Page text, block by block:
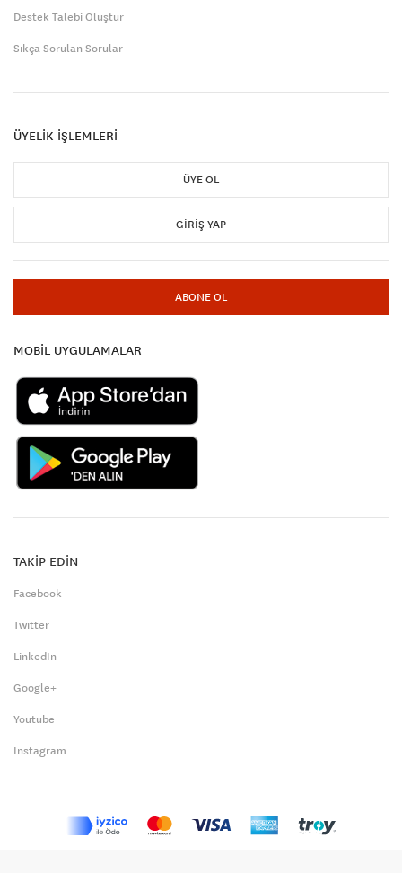
Destek Talebi Oluştur
Sıkça Sorulan Sorular
ÜYELİK İŞLEMLERİ
ÜYE OL
GIRIŞ YAP
ABONE OL
MOBİL UYGULAMALAR
TAKİP EDİN
Facebook
Twitter
LinkedIn
Google+
Youtube
Instagram